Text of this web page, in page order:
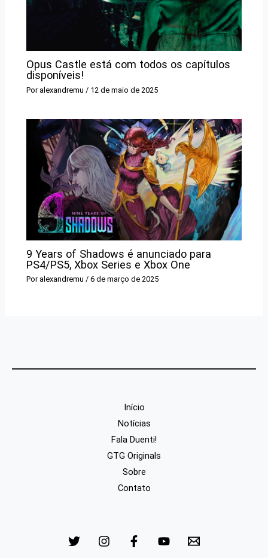
Opus Castle está com todos os capítulos
disponíveis!
Por alexandremu / 12 de maio de 2025
9 Years of Shadows é anunciado para
PS4/PS5, Xbox Series e Xbox One
Por alexandremu/6 de março de 2025
Início
Notícias
Fala Duenti!
GTG Originals
Sobre
Contato